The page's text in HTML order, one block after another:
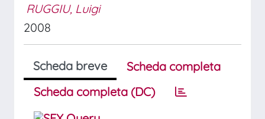
RUGGIU, Luigi
2008
Scheda breve
Scheda completa
Scheda completa (DC)